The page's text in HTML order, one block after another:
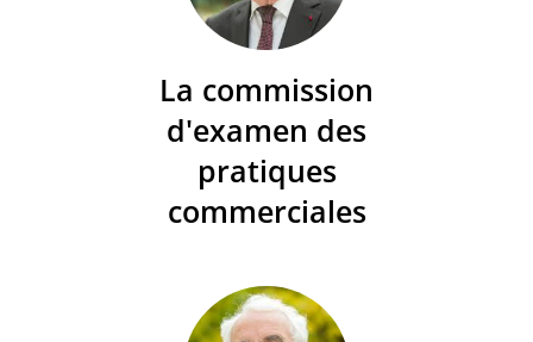
La commission
d'examen des
pratiques
commerciales